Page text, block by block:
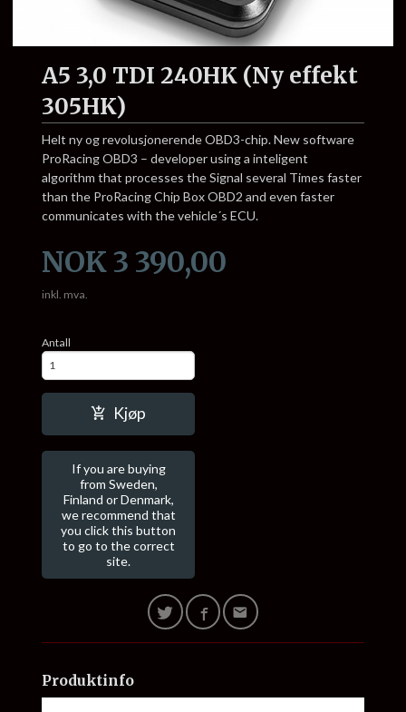
A5 3,0 TDI 240HK (Ny effekt
305HK)
Helt ny og revolusjonerende OBD3-chip. New software
ProRacing OBD3 – developer using a inteligent
algorithm that processes the Signal several Times faster
than the ProRacing Chip Box OBD2 and even faster
communicates with the vehicle´s ECU.
Pris
NOK 3 390,00
inkl. mva.
Antall
Kjøp
If you are buying
from Sweden,
Finland or Denmark,
we recommend that
you click this button
to go to the correct
site.
Produktinfo